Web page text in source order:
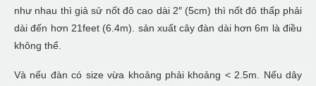
như nhau thì giả sử nốt đô cao dài 2″ (5cm) thì nốt đô thấp phải
dài đến hơn 21feet (6.4m). sản xuất cây đàn dài hơn 6m là điều
không thể.
Và nếu đàn có size vừa khoảng phải khoảng < 2.5m. Nếu dây